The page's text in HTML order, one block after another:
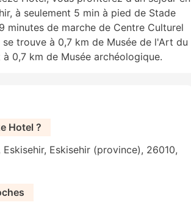
à seulement 5 min à pied de Stade
minutes de marche de Centre Culturel
se trouve à 0,7 km de Musée de l'Art du
0,7 km de Musée archéologique.
Hotel ?
Eskisehir (province), 26010,